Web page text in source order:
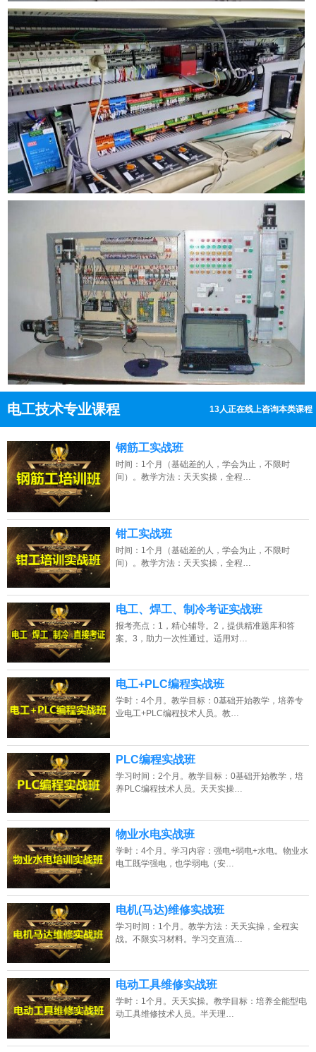
电工技术专业课程 13人正在线上咨询本类课程
点击免费咨询电话：13807313137
钢筋工实战班
时间：1个月（基础差的人，学会为止，不限时
间）。教学方法：天天实操，全程…
钳工实战班
时间：1个月（基础差的人，学会为止，不限时
间）。教学方法：天天实操，全程…
电工、焊工、制冷考证实战班
报考亮点：1，精心辅导。2，提供精准题库和答
案。3，助力一次性通过。适用对…
电工+PLC编程实战班
学时：4个月。教学目标：0基础开始教学，培养专
业电工+PLC编程技术人员。教…
PLC编程实战班
学习时间：2个月。教学目标：0基础开始教学，培
养PLC编程技术人员。天天实操…
物业水电实战班
学时：4个月。学习内容：强电+弱电+水电。物业水
电工既学强电，也学弱电（安…
电机(马达)维修实战班
学习时间：1个月。教学方法：天天实操，全程实
战。不限实习材料。学习交直流…
电动工具维修实战班
学时：1个月。天天实操。教学目标：培养全能型电
动工具维修技术人员。半天理…
辽宁的网友正进入本页访问